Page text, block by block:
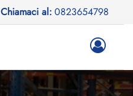
Chiamaci al: 0823654798